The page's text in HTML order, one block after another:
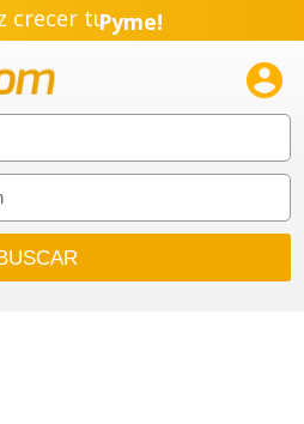
crecer tuPyme!
Emprendimiento!
